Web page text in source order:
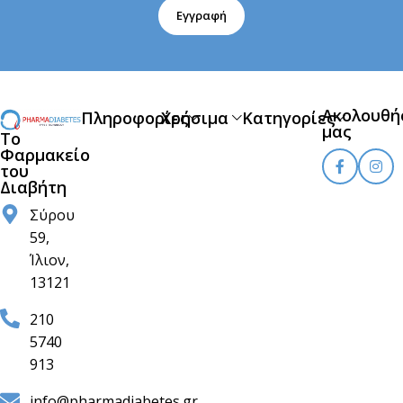
Εγγραφή
Το
Φαρμακείο
του
Διαβήτη
Σύρου
59,
Ίλιον,
13121
210
5740
913
ΠληροφορίεςΧρήσιμα Κατηγορίες
μας